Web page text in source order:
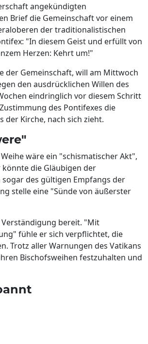
angekündigten
Brief die Gemeinschaft vor einem
der traditionalistischen
"In diesem Geist und erfüllt von
Herzen: Kehrt um!"
der Gemeinschaft, will am Mittwoch
den ausdrücklichen Willen des
eindringlich vor diesem Schritt
des Pontifexes die
der Kirche, nach sich zieht.
wäre ein "schismatischer Akt",
die Gläubigen der
des gültigen Empfangs der
stelle eine "Sünde von äußerster
Verständigung bereit. "Mit
fühle er sich verpflichtet, die
Trotz aller Warnungen des Vatikans
Bischofsweihen festzuhalten und